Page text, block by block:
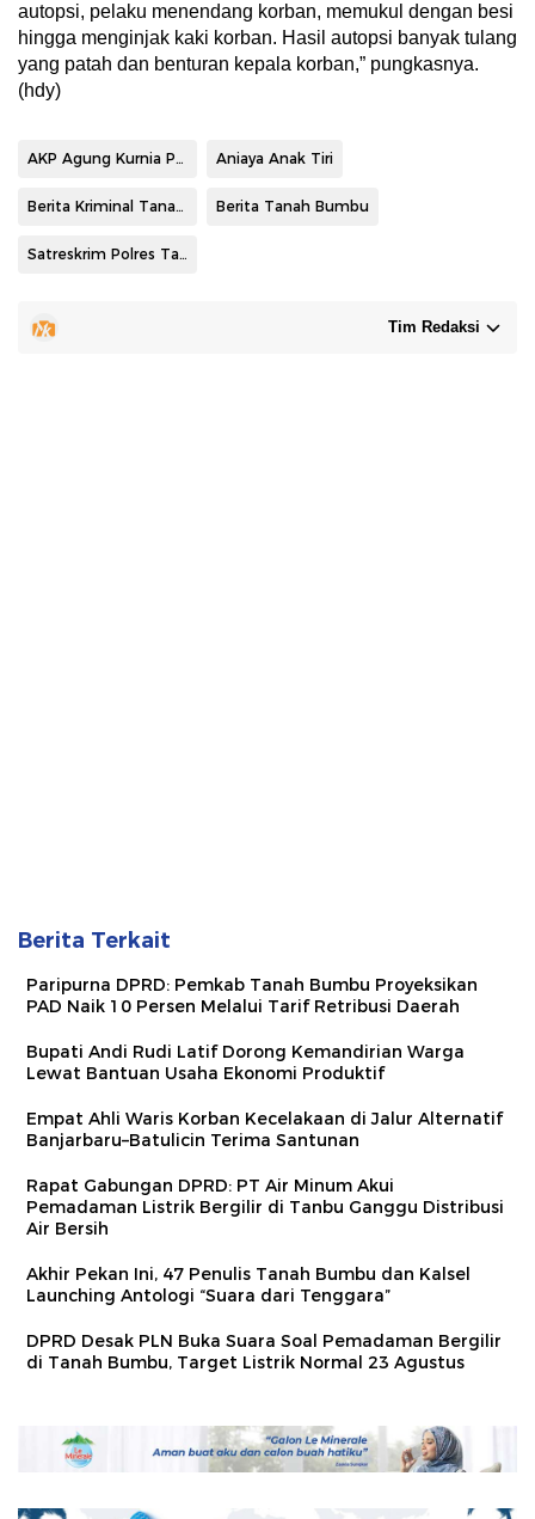
autopsi, pelaku menendang korban, memukul dengan besi
hingga menginjak kaki korban. Hasil autopsi banyak tulang
yang patah dan benturan kepala korban,” pungkasnya.
(hdy)
AKP Agung Kurnia Putra SIK Aniaya Anak Tiri
Berita Kriminal Tanah Bumbu Berita Tanah Bumbu
Satreskrim Polres Tanah Bumbu
Tim Redaksi
Berita Terkait
Paripurna DPRD: Pemkab Tanah Bumbu Proyeksikan
PAD Naik 10 Persen Melalui Tarif Retribusi Daerah
Bupati Andi Rudi Latif Dorong Kemandirian Warga
Lewat Bantuan Usaha Ekonomi Produktif
Empat Ahli Waris Korban Kecelakaan di Jalur Alternatif
Banjarbaru–Batulicin Terima Santunan
Rapat Gabungan DPRD: PT Air Minum Akui
Pemadaman Listrik Bergilir di Tanbu Ganggu Distribusi
Air Bersih
Akhir Pekan Ini, 47 Penulis Tanah Bumbu dan Kalsel
Launching Antologi “Suara dari Tenggara”
DPRD Desak PLN Buka Suara Soal Pemadaman Bergilir
di Tanah Bumbu, Target Listrik Normal 23 Agustus